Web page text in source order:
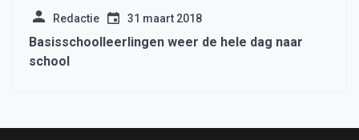
Redactie 31 maart 2018
Basisschoolleerlingen weer de hele dag naar
school